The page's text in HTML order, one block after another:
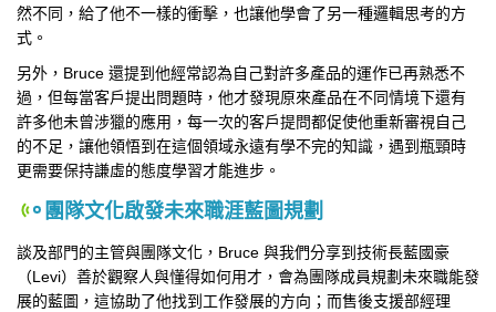
然不同，給了他不一樣的衝擊，也讓他學會了另一種邏輯思考的方
式。
另外，Bruce 還提到他經常認為自己對許多產品的運作已再熟悉不
過，但每當客戶提出問題時，他才發現原來產品在不同情境下還有
許多他未曾涉獵的應用，每一次的客戶提問都促使他重新審視自己
的不足，讓他領悟到在這個領域永遠有學不完的知識，遇到瓶頸時
更需要保持謙虛的態度學習才能進步。
團隊文化啟發未來職涯藍圖規劃
談及部門的主管與團隊文化，Bruce 與我們分享到技術長藍國豪
（Levi）善於觀察人與懂得如何用才，會為團隊成員規劃未來職能發
展的藍圖，這協助了他找到工作發展的方向；而售後支援部經理